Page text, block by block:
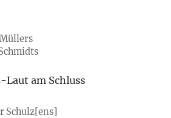
Laut am Schluss
Schulz[ens]